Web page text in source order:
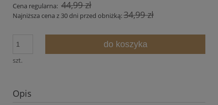
Cena regularna: 44,99 zł
Najniższa cena z 30 dni przed obniżką:34,99 zł
szt.
do koszyka
Opis